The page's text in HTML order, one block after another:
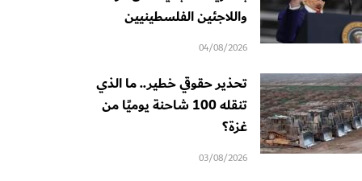
واللاجئين الفلسطينيين
04/08/2026
تحذير حقوقي خطير.. ما الذي
تنقله 100 شاحنة يوميًا من
غزة؟
03/08/2026